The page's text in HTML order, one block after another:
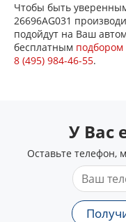
Чтобы быть
26696AG031
подойдут на Ваш
бесплатным подбором
8 (495) 984-46-55.
У Вас
Оставьте телефон,